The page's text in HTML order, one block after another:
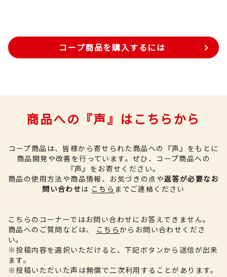
コープ商品を購入するには
商品への『声』はこちらから
コープ商品は、皆様から寄せられた商品への『声』をもとに
商品開発や改善を行っています。 ぜひ、コープ商品への
『声』をお寄せください。
商品の使用方法や商品情報、お気づきの点や返答が必要なお
問い合わせは こちら までご連絡ください
こちらのコーナーではお問い合わせにお答えできません。
商品へのご質問などは、
こちらからお問い合わせくださ
い。
※投稿内容を選択いただけると、下記ボタンから送信が出来
ます。
※投稿いただいた声は無償で二次利用することがあります。